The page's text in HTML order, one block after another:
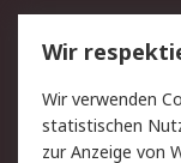
Service
Value Added
Rücksendung/
Hilfe
Wir
Wir verwenden
statistischen
zur Anzeige von